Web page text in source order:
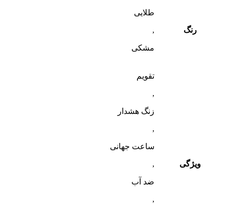
رنگ
طلایی
,
مشکی
ویژگی
تقویم
,
زنگ هشدار
,
ساعت جهانی
,
ضد آب
,